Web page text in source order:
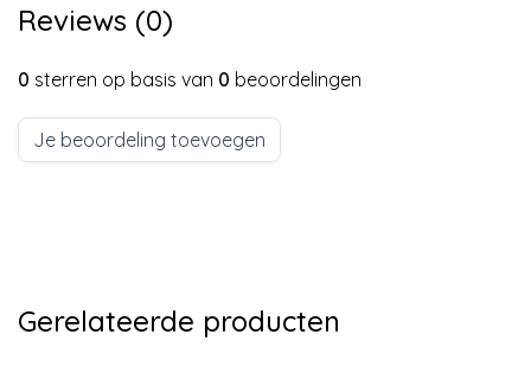
Reviews (0)
0 sterren op basis van 0 beoordelingen
Je beoordeling toevoegen
Gerelateerde producten